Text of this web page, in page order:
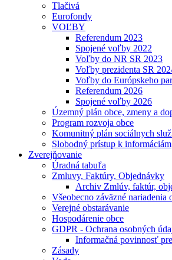
Tlačivá
Eurofondy
VOĽBY
Referendum 2023
Spojené voľby 2022
Voľby do NR SR 2023
Voľby prezidenta SR
Voľby do Európskeho
Referendum 2026
Spojené voľby 2026
Územný plán obce, zmeny a
Program rozvoja obce
Komunitný plán sociálnych
Slobodný prístup k informáciám
Zverejňovanie
Úradná tabuľa
Zmluvy, Faktúry, Objednávky
Archiv Zmlúv, faktúr,
Všeobecno záväzné nariadenia
Verejné obstarávanie
Hospodárenie obce
GDPR - Ochrana osobných
Informačná povinnosť
Zásady